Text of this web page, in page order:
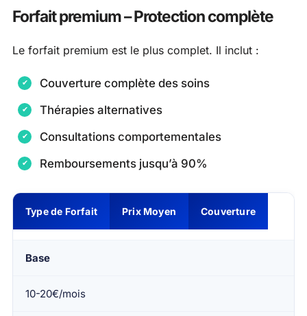
Forfait premium – Protection complète
Le forfait premium est le plus complet. Il inclut :
Couverture complète des soins
Thérapies alternatives
Consultations comportementales
Remboursements jusqu’à 90%
Type de Forfait Prix Moyen Couverture
Base
10-20€/mois